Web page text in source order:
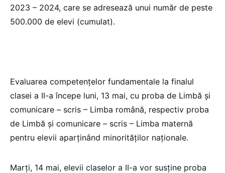
2023 – 2024, care se adresează unui număr de peste
500.000 de elevi (cumulat).
Evaluarea competențelor fundamentale la finalul
clasei a II-a începe luni, 13 mai, cu proba de Limbă și
comunicare – scris – Limba română, respectiv proba
de Limbă și comunicare – scris – Limba maternă
pentru elevii aparținând minorităților naționale.
Marți, 14 mai, elevii claselor a II-a vor susține proba